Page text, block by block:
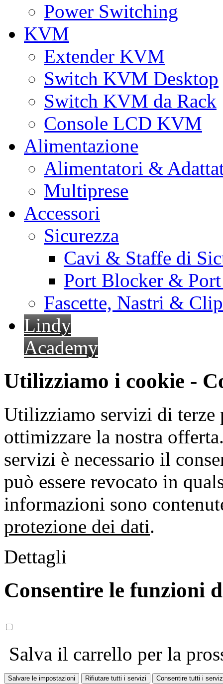
Power Switching
KVM
Extender KVM
Switch KVM Desktop
Switch KVM da Rack
Console LCD KVM
Alimentazione
Alimentatori &
Multiprese
Accessori
Sicurezza
Cavi & Staffe di
Port Blocker &
Fascette, Nastri &
Lindy
Academy
Utilizziamo i cookie -
Utilizziamo servizi di terze
ottimizzare la nostra
servizi è necessario il
può essere revocato in
informazioni sono
protezione dei dati.
Dettagli
Consentire le funzioni
Salva il carrello per la
Salvare le impostazioni Rifiutare tutti i servizi Consentire tutti i